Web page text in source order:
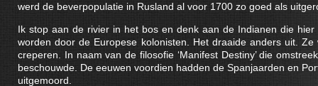
werd de beverpopulatie in Rusland al voor 1700 zo goed als
Ik stop aan de rivier in het bos en denk aan de Indianen die
worden door de Europese kolonisten. Het draaide anders uit.
creperen. In naam van de filosofie ‘Manifest Destiny’ die
beschouwde. De eeuwen voordien hadden de Spanjaarden en
uitgemoord.